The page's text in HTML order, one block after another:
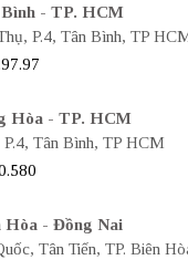
- TP. HCM
P.4, Tân Bình, TP
Hòa - TP. HCM
Tân Bình, TP HCM
Hòa - Đồng Nai
Tân Tiến, TP. Biên